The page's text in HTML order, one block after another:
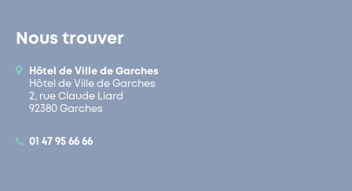
Nous trouver
Hôtel de Ville de Garches
Hôtel de Ville de Garches
2, rue Claude Liard
92380 Garches
01 47 95 66 66